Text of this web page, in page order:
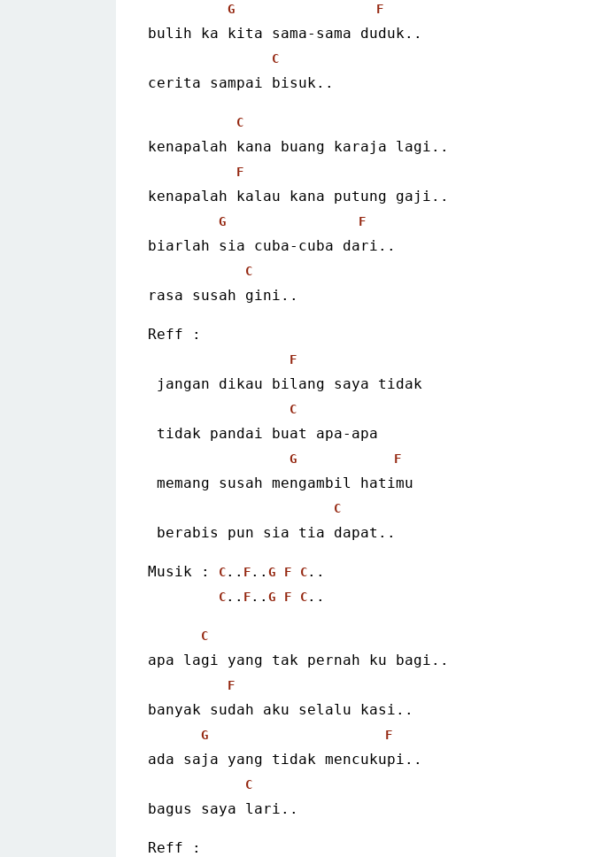
G F
bulih ka kita sama-sama duduk..
C
cerita sampai bisuk..
C
kenapalah kana buang karaja lagi..
F
kenapalah kalau kana putung gaji..
G F
biarlah sia cuba-cuba dari..
C
rasa susah gini..
Reff :
F
jangan dikau bilang saya tidak
C
tidak pandai buat apa-apa
G F
memang susah mengambil hatimu
C
berabis pun sia tia dapat..
Musik : C.. F.. G F C..
C.. F.. G F C..
C
apa lagi yang tak pernah ku bagi..
F
banyak sudah aku selalu kasi..
G F
ada saja yang tidak mencukupi..
C
bagus saya lari..
Reff :